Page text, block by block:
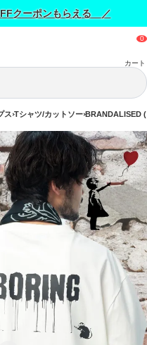
クーポンもらえる ／
カート
ス Tシャツ/カットソー BRANDALISED